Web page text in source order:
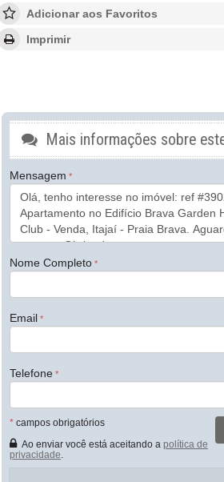
Adicionar aos Favoritos
Imprimir
Mais informações sobre
Mensagem
Nome Completo
Email
Telefone
* campos obrigatórios
Ao enviar você está aceitando a política de
privacidade